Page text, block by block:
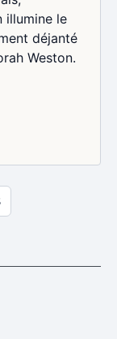
illumine le
déjanté
Weston.